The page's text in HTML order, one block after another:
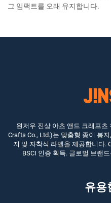
그 임팩트를 오래 유지합니다.
원저우 진상 아츠 앤드 크래프츠
Crafts Co., Ltd.)는 맞춤형 종이 봉
지 및 자착식 라벨을 제공합니다.
BSCI 인증 획득. 글로벌 브랜
유용